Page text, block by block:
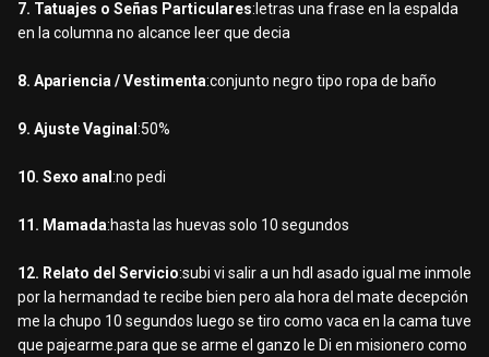
7. Tatuajes o Señas Particulares:letras una frase en la espalda
en la columna no alcance leer que decia
8. Apariencia / Vestimenta:conjunto negro tipo ropa de baño
9. Ajuste Vaginal :50%
10. Sexo anal :no pedi
11. Mamada:hasta las huevas solo 10 segundos
12. Relato del Servicio:subi vi salir a un hdl asado igual me inmole
por la hermandad te recibe bien pero ala hora del mate decepción
me la chupo 10 segundos luego se tiro como vaca en la cama tuve
que pajearme.para que se arme el ganzo le Di en misionero como